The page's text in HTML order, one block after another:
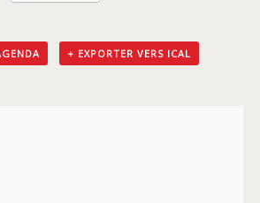
+ EXPORTER VERS ICAL